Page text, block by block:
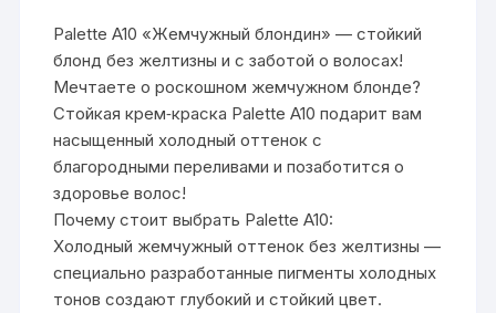
Palette A10 «Жемчужный блондин» — стойкий
блонд без желтизны и с заботой о волосах!
Мечтаете о роскошном жемчужном блонде?
Стойкая крем‑краска Palette A10 подарит вам
насыщенный холодный оттенок с
благородными переливами и позаботится о
здоровье волос!
Почему стоит выбрать Palette A10:
Холодный жемчужный оттенок без желтизны —
специально разработанные пигменты холодных
тонов создают глубокий и стойкий цвет.